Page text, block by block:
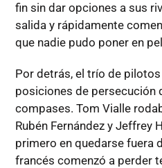
fin sin dar opciones a sus
salida y rápidamente
que nadie pudo poner en
Por detrás, el trío de
posiciones de persecución
compases. Tom Vialle
Rubén Fernández y Jeffrey
primero en quedarse fuera
francés comenzó a perder